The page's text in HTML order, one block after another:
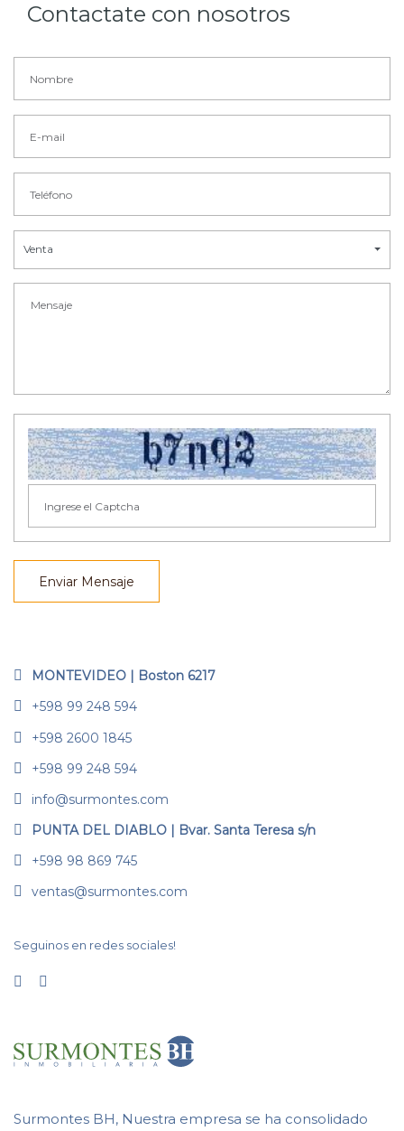
Contactate con nosotros
Venta
Enviar Mensaje
MONTEVIDEO | Boston 6217
+598 99 248 594
+598 2600 1845
+598 99 248 594
info@surmontes.com
PUNTA DEL DIABLO | Bvar. Santa Teresa s/n
+598 98 869 745
ventas@surmontes.com
Seguinos en redes sociales!
Surmontes BH, Nuestra empresa se ha consolidado